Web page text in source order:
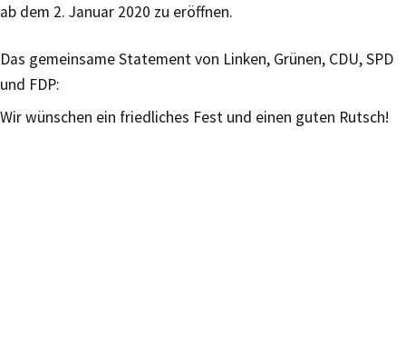
ab dem 2. Januar 2020 zu eröffnen.
Das gemeinsame Statement von Linken, Grünen, CDU, SPD
und FDP:
Wir wünschen ein friedliches Fest und einen guten Rutsch!